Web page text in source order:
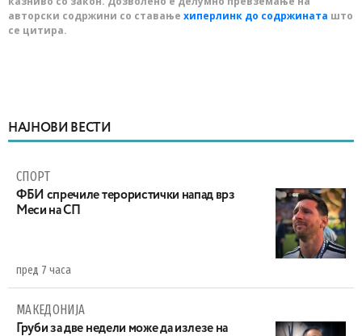
авторски содржини со ставање хиперлинк до содржината што
се цитира.
НАЈНОВИ ВЕСТИ
СПОРТ
ФБИ спречиле терористички напад врз
Меси на СП
пред 7 часа
МАКЕДОНИЈА
Груби за две недели може да излезе на